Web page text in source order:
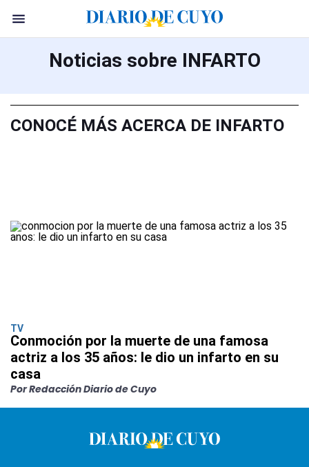
Noticias sobre INFARTO
CONOCÉ MÁS ACERCA DE INFARTO
TV
Conmoción por la muerte de una famosa
actriz a los 35 años: le dio un infarto en su
casa
Por Redacción Diario de Cuyo